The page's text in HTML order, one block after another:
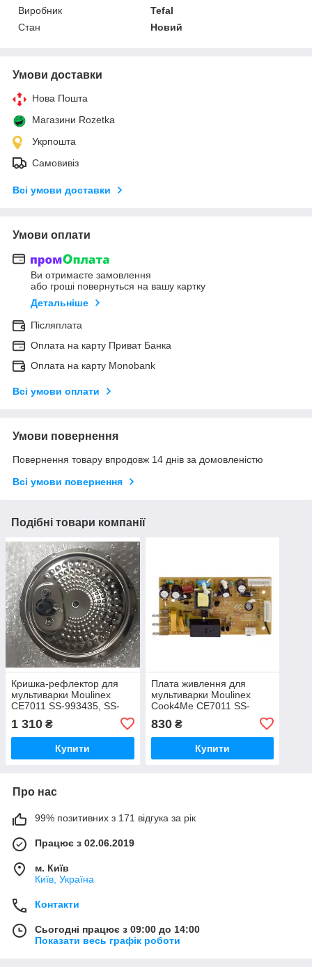
Виробник
Tefal
Стан
Новий
Умови доставки
Нова Пошта
Магазини Rozetka
Укрпошта
Самовивіз
Всі умови доставки
Умови оплати
Ви отримаєте замовлення
або гроші повернуться на вашу картку
Детальніше
Післяплата
Оплата на карту Приват Банка
Оплата на карту Monobank
Всі умови оплати
Умови повернення
Повернення товару впродовж 14 днів за домовленістю
Всі умови повернення
Подібні товари компанії
Кришка-рефлектор для
мультиварки Moulinex
CE7011 SS-993435, SS-
Оригінал
1 310 ₴
Купити
Плата живлення для
мультиварки Moulinex
Cook4Me CE7011 SS-
Оригінал
830₴
Купити
Про нас
99% позитивних з 171 відгука за рік
Працює з 02.06.2019
м. Київ
Київ, Україна
Контакти
Сьогодні працює з 09:00 до 14:00
Показати весь графік роботи